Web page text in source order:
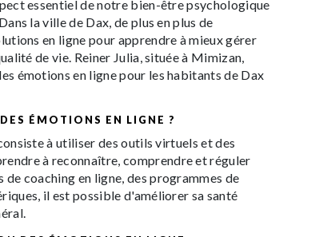
essentiel de notre bien-être psychologique
la ville de Dax, de plus en plus de
en ligne pour apprendre à mieux gérer
de vie. Reiner Julia, située à Mimizan,
émotions en ligne pour les habitants de Dax
ÉMOTIONS EN LIGNE ?
à utiliser des outils virtuels et des
à reconnaître, comprendre et réguler
de coaching en ligne, des programmes de
il est possible d'améliorer sa santé